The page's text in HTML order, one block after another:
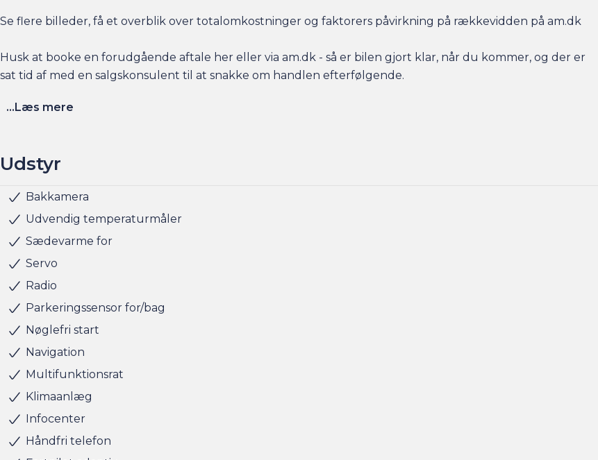
Se flere billeder, få et overblik over totalomkostninger og faktorers påvirkning på rækkevidden på am.dk
Husk at booke en forudgående aftale her eller via am.dk - så er bilen gjort klar, når du kommer, og der er
sat tid af med en salgskonsulent til at snakke om handlen efterfølgende.
Har du behov for et billån, så kan vi hjælpe med finansiering til markedets bedste priser og vilkår, og vi tager
Vi ses i Andersen & Martini i Glostrup!!!
...Læs mere
Udstyr
Bakkamera
Udvendig temperaturmåler
Sædevarme for
Servo
Radio
Parkeringssensor for/bag
Nøglefri start
Navigation
Multifunktionsrat
Klimaanlæg
Infocenter
Håndfri telefon
App integration
Automatgear
LED forlygter
LED baglygter
Anhængertræk svingbart (man.)
Alufælge
Metallak
Justerbart rat
Kopholder
Kunstlæder
Læderrat
Bluetooth
Elektrisk bagklap
Elruder for/bag
El-spejle med varme
Fjernbetjent centrallås
Isofix
Selealarm